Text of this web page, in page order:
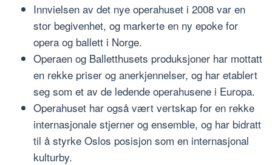
Innvielsen av det nye operahuset i 2008 var en
stor begivenhet, og markerte en ny epoke for
opera og ballett i Norge.
Operaen og Balletthusets produksjoner har mottatt
en rekke priser og anerkjennelser, og har etablert
seg som et av de ledende operahusene i Europa.
Operahuset har også vært vertskap for en rekke
internasjonale stjerner og ensemble, og har bidratt
til å styrke Oslos posisjon som en internasjonal
kulturby.